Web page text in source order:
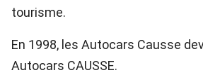
tourisme.
En 1998, les Autocars Causse
Autocars CAUSSE.